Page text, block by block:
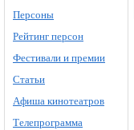
Персоны
Рейтинг персон
Фестивали и премии
Статьи
Афиша кинотеатров
Телепрограмма